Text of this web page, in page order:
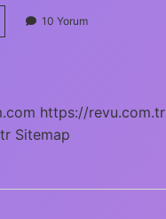
10 Yorum
https://revu.com.tr
Sitemap